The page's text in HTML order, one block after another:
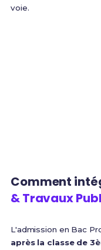
voie.
Comment
& Travaux
L'admission en Bac
après la classe de